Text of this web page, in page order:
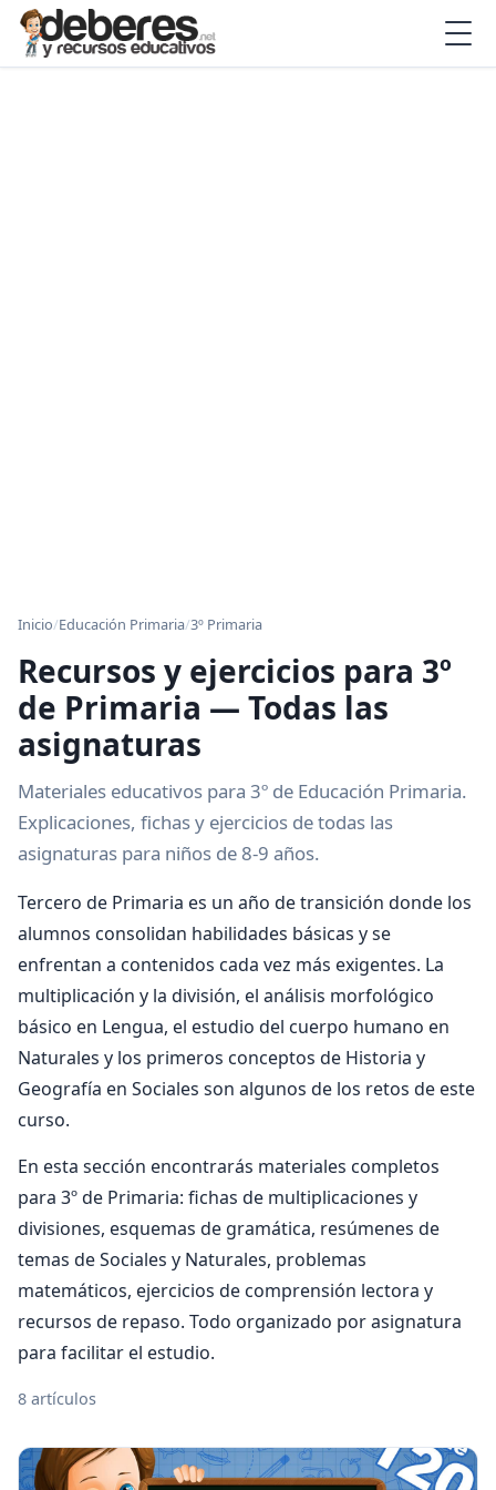
Inicio/Educación Primaria/3º Primaria
Recursos y ejercicios para 3º
de Primaria — Todas las
asignaturas
Materiales educativos para 3º de Educación Primaria.
Explicaciones, fichas y ejercicios de todas las
asignaturas para niños de 8-9 años.
Tercero de Primaria es un año de transición donde los
alumnos consolidan habilidades básicas y se
enfrentan a contenidos cada vez más exigentes. La
multiplicación y la división, el análisis morfológico
básico en Lengua, el estudio del cuerpo humano en
Naturales y los primeros conceptos de Historia y
Geografía en Sociales son algunos de los retos de este
curso.
En esta sección encontrarás materiales completos
para 3º de Primaria: fichas de multiplicaciones y
divisiones, esquemas de gramática, resúmenes de
temas de Sociales y Naturales, problemas
matemáticos, ejercicios de comprensión lectora y
recursos de repaso. Todo organizado por asignatura
para facilitar el estudio.
8 artículos